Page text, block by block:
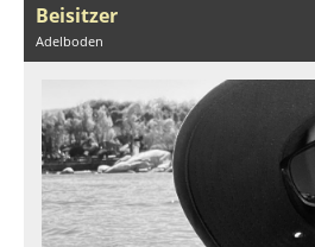
Beisitzer
Adelboden